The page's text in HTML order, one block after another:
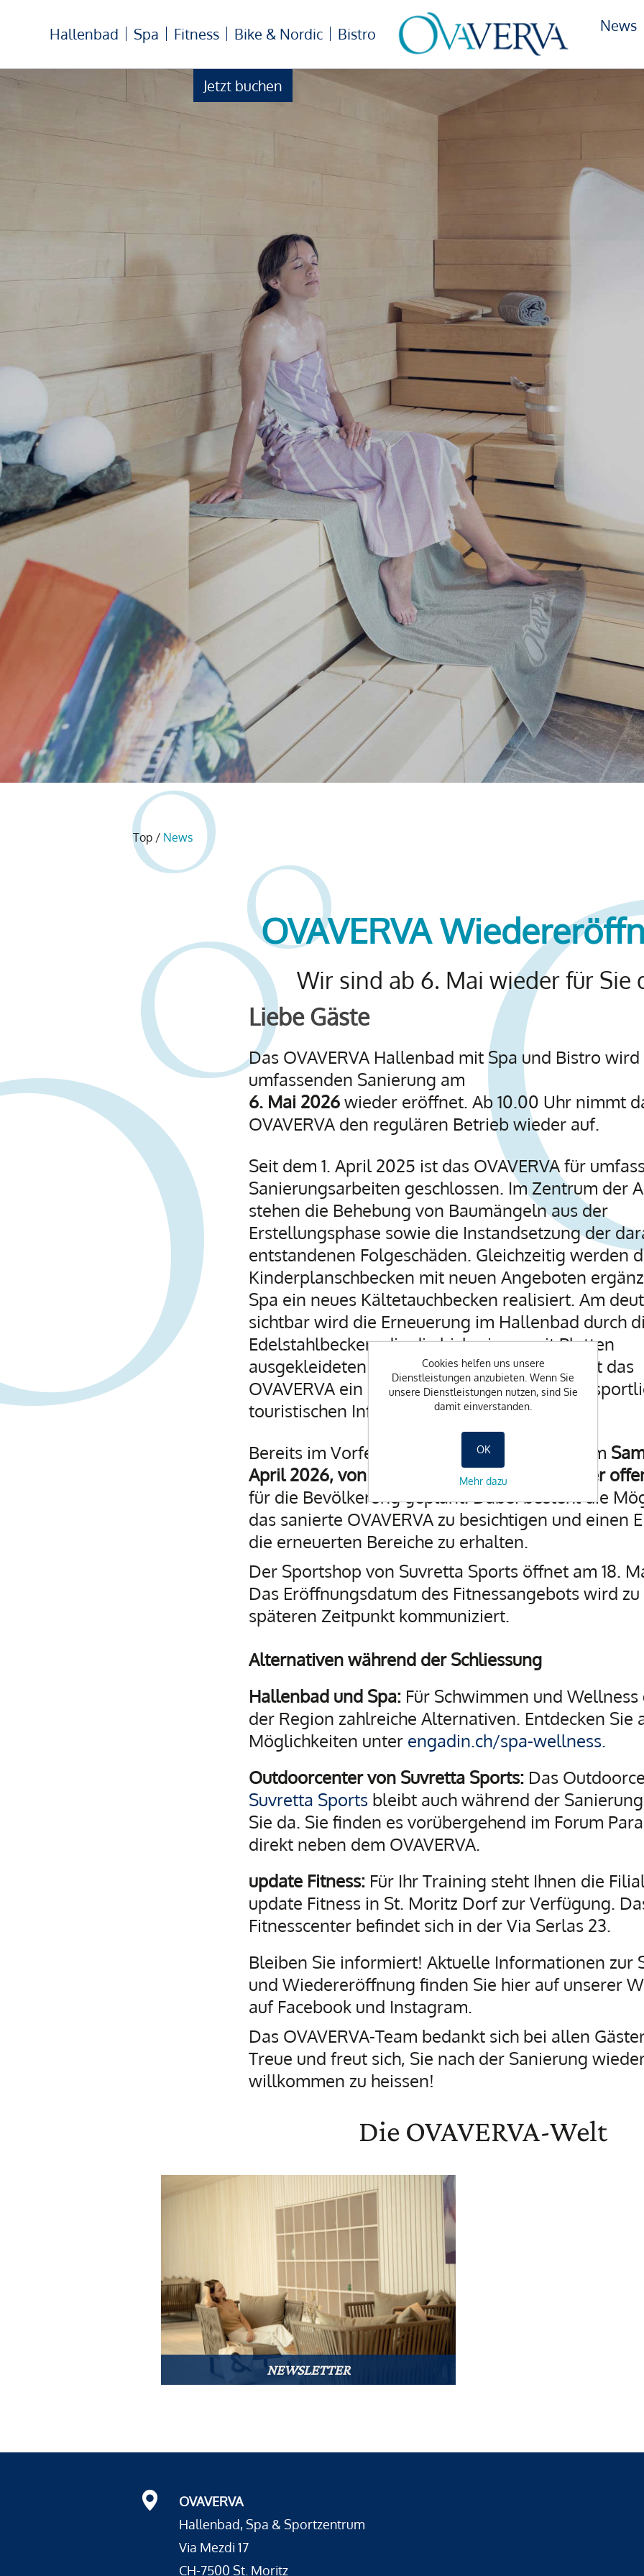
Jetzt buchen
Hallenbad Spa Fitness Bike & Nordic Bistro News
Top / News
OVAVERVA
Wir sind ab 6. Mai wieder für Sie
Liebe Gäste
Das OVAVERVA Hallenbad mit Spa und Bistro
umfassenden Sanierung am
6. Mai 2026wieder eröffnet. Ab 10.00 Uhr nimmt
OVAVERVA den regulären Betrieb wieder auf.
Seit dem 1. April 2025 ist das OVAVERVA für
Sanierungsarbeiten geschlossen. Im Zentrum der
stehen die Behebung von Baumängeln aus der
Erstellungsphase sowie die Instandsetzung der
entstandenen Folgeschäden. Gleichzeitig werden
Kinderplanschbecken mit neuen Angeboten
Spa ein neues Kältetauchbecken realisiert. Am
sichtbar wird die Erneuerung im Hallenbad durch
Edelstahlbecken, die die bisherigen, mit Platten
ausgekleideten Becken ersetzen. Damit bleibt das
OVAVERVA ein bedeutender Bestandteil der
touristischen Infrastruktur von St. Moritz.
Bereits im Vorfeld der Wiedereröffnung ist am
April 2026, von 13.00 bis 17.00 Uhr ein Tag der
für die Bevölkerung geplant. Dabei besteht die
das sanierte OVAVERVA zu besichtigen und einen
die erneuerten Bereiche zu erhalten.
Der Sportshop von Suvretta Sports öffnet am 18.
Das Eröffnungsdatum des Fitnessangebots wird
späteren Zeitpunkt kommuniziert.
Alternativen während der Schliessung
Hallenbad und Spa:Für Schwimmen und Wellness
der Region zahlreiche Alternativen. Entdecken Sie
Möglichkeiten unter engadin.ch/spa-wellness.
Outdoorcenter von Suvretta Sports:Das
Suvretta Sportsbleibt auch während der
Sie da. Sie finden es vorübergehend im Forum
direkt neben dem OVAVERVA.
update Fitness:Für Ihr Training steht Ihnen die
update Fitness in St. Moritz Dorf zur Verfügung.
Fitnesscenter befindet sich in der Via Serlas 23.
Bleiben Sie informiert! Aktuelle Informationen zur
und Wiedereröffnung finden Sie hier auf unserer
auf Facebook und Instagram.
Das OVAVERVA-Team bedankt sich bei allen
Treue und freut sich, Sie nach der Sanierung
willkommen zu heissen!
Die OVAVERVA-Welt
NEWSLETTER
OVAVERVA
Hallenbad, Spa & Sportzentrum
Via Mezdi 17
CH-7500 St. Moritz
Cookies helfen uns unsere
Dienstleistungen anzubieten. Wenn Sie
unsere Dienstleistungen nutzen, sind Sie
damit einverstanden.
OK
Mehr dazu